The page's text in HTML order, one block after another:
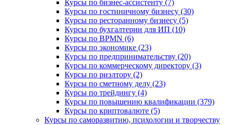
Курсы по бизнес-ассистенту (7)
Курсы по гостиничному бизнесу (30)
Курсы по ресторанному бизнесу (5)
Курсы по бухгалтерии для ИП (10)
Курсы по BPMN (6)
Курсы по экономике (23)
Курсы по предпринимательству (20)
Курсы по коммерческому директору (3)
Курсы по риэлтору (2)
Курсы по сметному делу (23)
Курсы по трейдингу (4)
Курсы по повышению квалификации (379)
Курсы по криптовалюте (5)
Курсы по саморазвитию, психологии и творчеству